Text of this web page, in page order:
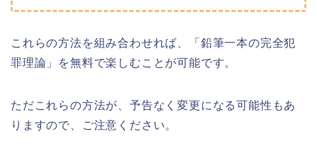
これらの方法を組み合わせれば、「鉛筆一本の完全犯
罪理論」を無料で楽しむことが可能です。
ただこれらの方法が、予告なく変更になる可能性もあ
りますので、ご注意ください。